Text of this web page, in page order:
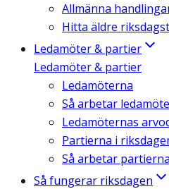
Allmänna
Hitta äldre
Ledamöter & partier
Ledamöter & partier
Ledamöterna
Så arbetar
Ledamöternas
Partierna i
Så arbetar partierna
Så fungerar riksdagen